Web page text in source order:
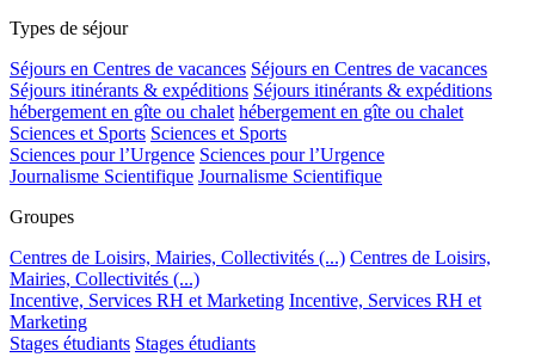
Types de séjour
Séjours en Centres de vacances Séjours en Centres de vacances
Séjours itinérants & expéditions Séjours itinérants & expéditions
hébergement en gîte ou chalet hébergement en gîte ou chalet
Sciences et Sports Sciences et Sports
Sciences pour l’Urgence Sciences pour l’Urgence
Journalisme Scientifique Journalisme Scientifique
Groupes
Centres de Loisirs, Mairies, Collectivités (...) Centres de Loisirs,
Mairies, Collectivités (...)
Incentive, Services RH et Marketing Incentive, Services RH et
Marketing
Stages étudiants Stages étudiants